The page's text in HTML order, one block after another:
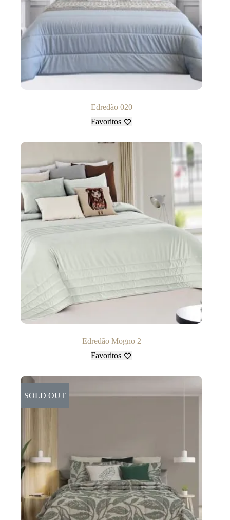
Edredão 020
Favoritos
Edredão Mogno 2
Favoritos
SOLD OUT